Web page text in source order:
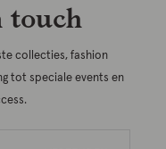
touch
collecties, fashion
tot speciale events en